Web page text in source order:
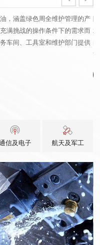
，涵盖绿色周全维护管理的产
满挑战的操作条件下的需求而
车间、工具室和维护部门提供
信及电子 航天及军工